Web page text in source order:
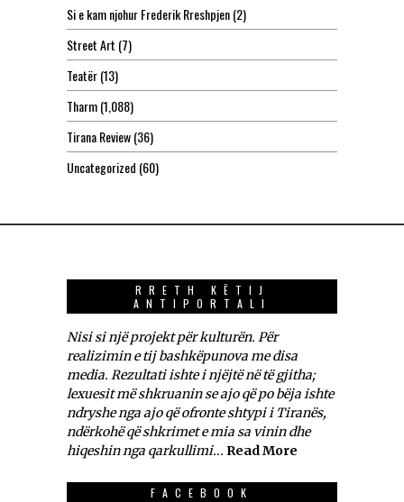
Si e kam njohur Frederik Rreshpjen(2)
Street Art (7)
Teatër(13)
Tharm(1,088)
Tirana Review(36)
Uncategorized (60)
RRETH KËTIJ
ANTIPORTALI
Nisi si një projekt për kulturën. Për
realizimin e tij bashkëpunova me disa
media. Rezultati ishte i njëjtë në të gjitha;
lexuesit më shkruanin se ajo që po bëja ishte
ndryshe nga ajo që ofronte shtypi i Tiranës,
ndërkohë që shkrimet e mia sa vinin dhe
hiqeshin nga qarkullimi... Read More
FACEBOOK